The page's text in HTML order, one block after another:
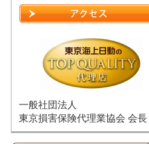
一般社団法人
東京損害保険代理業協会 会長